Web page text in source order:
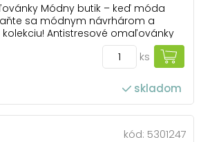
Módny butik – keď móda
sa módnym návrhárom a
Antistresové omaľovánky
vás zavedú medzi elegantné šaty,
módne doplnky, ktoré čakajú, až im
lesk. Každý obrá...
ks
skladom
kód: 5301247